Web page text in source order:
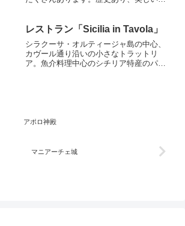
らゆっくりと宿泊して楽しみましょう。
レストラン「Sicilia in Tavola」
シラクーサ・オルティージャ島の中心、
カヴール通り沿いの小さなトラットリ
ア。魚介料理中心のシチリア特産のパス
アポロ神殿
マニアーチェ城